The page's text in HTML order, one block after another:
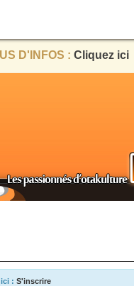
D'INFOS : Cliquez ici
: S'inscrire